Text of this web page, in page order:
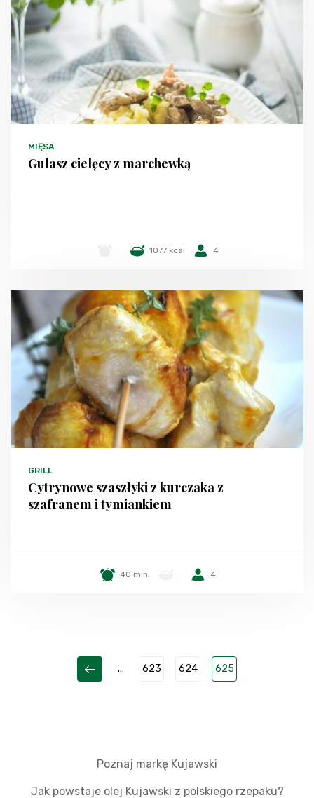
MIĘSA
Gulasz cielęcy z marchewką
1077 kcal 4
GRILL
Cytrynowe szaszłyki z kurczaka z
szafranem i tymiankiem
40 min. 4
... 623 624 625
Poznaj markę Kujawski
Jak powstaje olej Kujawski z polskiego rzepaku?